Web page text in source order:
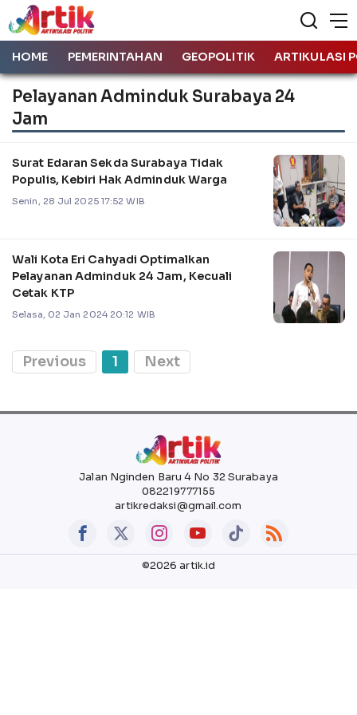
HOME PEMERINTAHAN GEOPOLITIK ARTIKULASI
Pelayanan Adminduk Surabaya 24
Jam
Surat Edaran Sekda Surabaya Tidak
Populis, Kebiri Hak Adminduk Warga
Senin, 28 Jul 2025 17:52 WIB
Wali Kota Eri Cahyadi Optimalkan
Pelayanan Adminduk 24 Jam, Kecuali
Cetak KTP
Selasa, 02 Jan 2024 20:12 WIB
Previous 1 Next
Jalan Nginden Baru 4 No 32 Surabaya
082219777155
artikredaksi@gmail.com
©2026 artik.id